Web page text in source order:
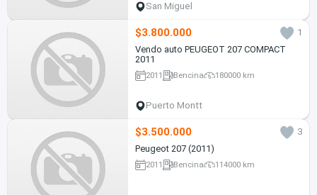
San Miguel
$3.800.000
1
Vendo auto PEUGEOT 207 COMPACT
2011
2011 Bencina 180000 km
Puerto Montt
$3.500.000
3
Peugeot 207 (2011)
2011 Bencina 114000 km